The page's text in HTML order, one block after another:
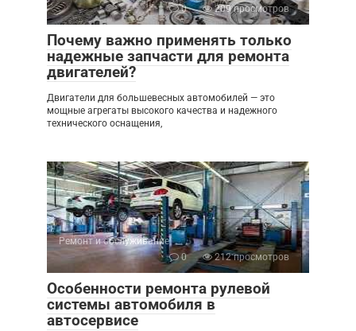
0
209 просмотров
Почему важно применять только
надежные запчасти для ремонта
двигателей?
Двигатели для большевесных автомобилей — это
мощные агрегаты высокого качества и надежного
технического оснащения,
Ремонт и обслуживание
0
212 просмотров
Особенности ремонта рулевой
системы автомобиля в
автосервисе